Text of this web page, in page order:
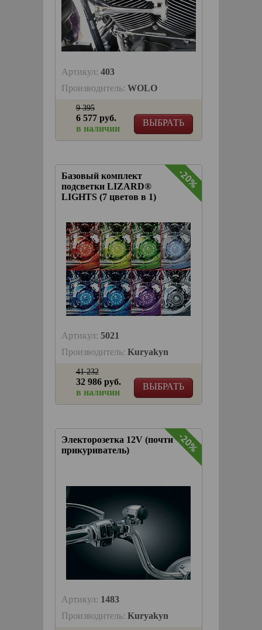
Артикул: 403
Производитель: WOLO
ВЫБРАТЬ
9 395
6 577 руб.
в наличии
Базовый комплект
подсветки LIZARD®
LIGHTS (7 цветов в 1)
-20%
-20%
Артикул: 5021
Производитель: Kuryakyn
ВЫБРАТЬ
41 232
32 986 руб.
в наличии
Электорозетка 12V (почти
прикуриватель)
-20%
-20%
Артикул: 1483
Производитель: Kuryakyn